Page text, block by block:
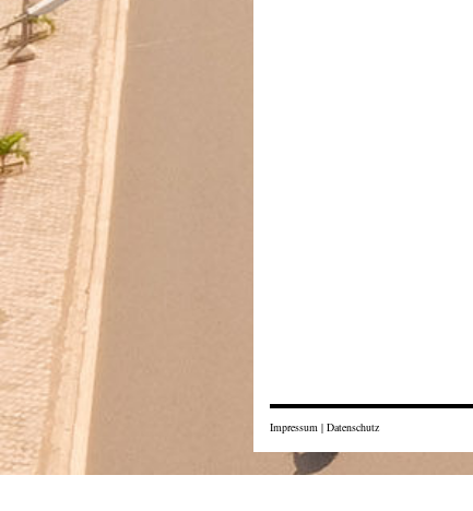
Impressum | Datenschutz